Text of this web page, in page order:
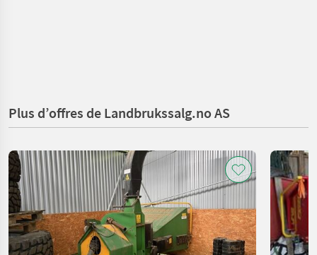
Plus d’offres de Landbrukssalg.no AS